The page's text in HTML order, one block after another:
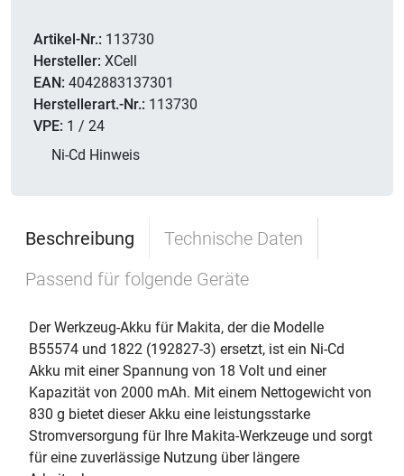
Artikel-Nr.: 113730
Hersteller: XCell
EAN: 4042883137301
Herstellerart.-Nr.: 113730
VPE: 1 / 24
Ni-Cd Hinweis
Beschreibung
Technische Daten
Passend für folgende Geräte
Der Werkzeug-Akku für Makita, der die Modelle
B55574 und 1822 (192827-3) ersetzt, ist ein Ni-Cd
Akku mit einer Spannung von 18 Volt und einer
Kapazität von 2000 mAh. Mit einem Nettogewicht von
830 g bietet dieser Akku eine leistungsstarke
Stromversorgung für Ihre Makita-Werkzeuge und sorgt
für eine zuverlässige Nutzung über längere